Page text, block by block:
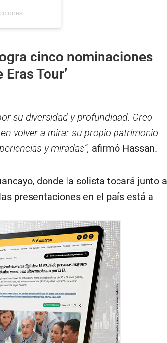
cinco nominaciones
Tour’
su diversidad y profundidad. Creo
volver a mirar su propio patrimonio
y miradas”, afirmó Hassan.
donde la solista tocará junto a
presentaciones en el país está a